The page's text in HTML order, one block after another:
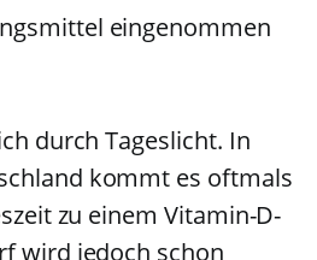
eingenommen
durch Tageslicht. In
kommt es oftmals
zu einem Vitamin-D-
wird jedoch schon